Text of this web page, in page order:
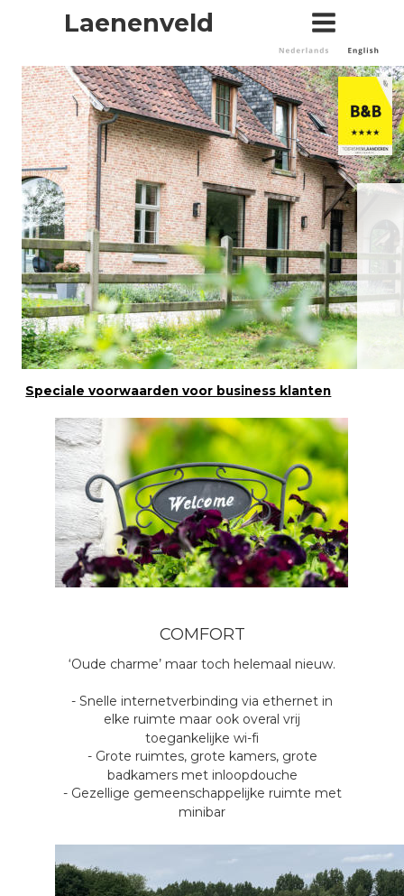
COMFORT
‘Oude charme’ maar toch helemaal nieuw.
- Snelle internetverbinding via ethernet in
elke ruimte maar ook overal vrij
toegankelijke wi-fi
- Grote ruimtes, grote kamers, grote
badkamers met inloopdouche
- Gezellige gemeenschappelijke ruimte met
minibar
Speciale voorwaarden voor business klanten
Laenenveld